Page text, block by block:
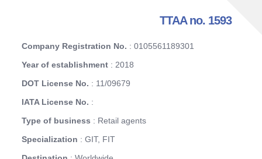
TTAA no. 1593
Company Registration No. : 0105561189301
Year of establishment : 2018
DOT License No. : 11/09679
IATA License No. :
Type of business : Retail agents
Specialization : GIT, FIT